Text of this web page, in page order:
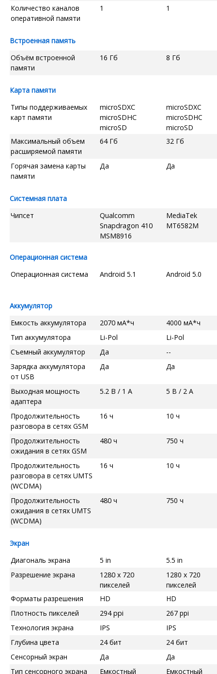
Количество каналов
оперативной памяти
1 1
Встроенная память
Объём встроенной
памяти
16 Гб 8 Гб
Карта памяти
Типы поддерживаемых
карт памяти
microSDXC
microSDHC
microSD
microSDXC
microSDHC
microSD
Максимальный объем
расширяемой памяти
64 Гб 32 Гб
Горячая замена карты
памяти
Да Да
Системная плата
Чипсет
Qualcomm
Snapdragon 410
MSM8916
MediaTek
MT6582M
Операционная система
Операционная система
Android 5.1 Android 5.0
Аккумулятор
Емкость аккумулятора
2070 мА*ч
4000 мА*ч
Тип аккумулятора
Li-Pol
Li-Pol
Съемный аккумулятор
Да
--
Зарядка аккумулятора
от USB
Да Да
Выходная мощность
адаптера
5.2 В / 1 А 5 В / 2 А
Продолжительность
разговора в сетях GSM
16 ч 10 ч
Продолжительность
ожидания в сетях GSM
480 ч 750 ч
Продолжительность
разговора в сетях UMTS
(WCDMA)
16 ч 10 ч
Продолжительность
ожидания в сетях UMTS
(WCDMA)
480 ч 750 ч
Экран
Диагональ экрана
5 in
5.5 in
Разрешение экрана
1280 x 720
пикселей
1280 x 720
пикселей
Форматы разрешения
HD
HD
Плотность пикселей
294 ppi
267 ppi
Технология экрана
IPS
IPS
Глубина цвета
24 бит
24 бит
Сенсорный экран
Да
Да
Тип сенсорного экрана
Емкостный Емкостный